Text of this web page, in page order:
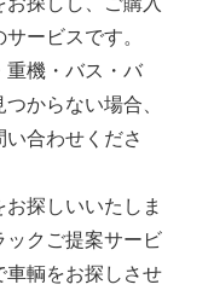
ービスです。
重機・バス・バ
からない場合、
合わせくださ
探しいいたしま
ックご提案サービ
車輌をお探しさせ